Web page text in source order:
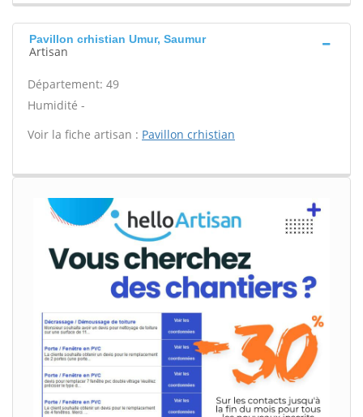
Pavillon crhistian Umur, Saumur
Artisan
Département: 49
Humidité -
Voir la fiche artisan : Pavillon crhistian